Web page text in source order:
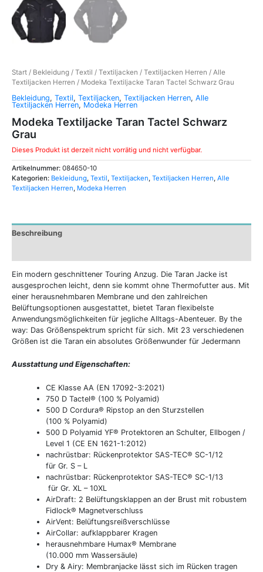
Start / Bekleidung / Textil / Textiljacken / Textiljacken Herren / Alle
Textiljacken Herren / Modeka Textiljacke Taran Tactel Schwarz Grau
Bekleidung, Textil, Textiljacken, Textiljacken Herren, Alle
Textiljacken Herren, Modeka Herren
Modeka Textiljacke Taran Tactel Schwarz
Grau
Dieses Produkt ist derzeit nicht vorrätig und nicht verfügbar.
Artikelnummer: 084650-10
Kategorien: Bekleidung, Textil, Textiljacken, Textiljacken Herren, Alle
Textiljacken Herren, Modeka Herren
Beschreibung
Ein modern geschnittener Touring Anzug. Die Taran Jacke ist
ausgesprochen leicht, denn sie kommt ohne Thermofutter aus. Mit
einer herausnehmbaren Membrane und den zahlreichen
Belüftungsoptionen ausgestattet, bietet Taran flexibelste
Anwendungsmöglichkeiten für jegliche Alltags-Abenteuer. By the
way: Das Größenspektrum spricht für sich. Mit 23 verschiedenen
Größen ist die Taran ein absolutes Größenwunder für Jedermann
Ausstattung und Eigenschaften:
CE Klasse AA (EN 17092-3:2021)
750 D Tactel® (100 % Polyamid)
500 D Cordura® Ripstop an den Sturzstellen
(100 % Polyamid)
500 D Polyamid YF® Protektoren an Schulter, Ellbogen /
Level 1 (CE EN 1621-1:2012)
nachrüstbar: Rückenprotektor SAS-TEC® SC-1/12
für Gr. S – L
nachrüstbar: Rückenprotektor SAS-TEC® SC-1/13
für Gr. XL – 10XL
AirDraft: 2 Belüftungsklappen an der Brust mit robustem
Fidlock® Magnetverschluss
AirVent: Belüftungsreißverschlüsse
AirCollar: aufklappbarer Kragen
herausnehmbare Humax® Membrane
(10.000 mm Wassersäule)
Dry & Airy: Membranjacke lässt sich im Rücken tragen